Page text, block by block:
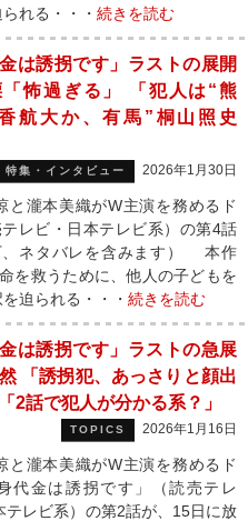
れる・・・ 続きを読む
金は誘拐です」ラストの展開
「怖過ぎる」 「犯人は“熊
航大か、有馬”桐山照史
特集・インタビュー 2026年1月30日
瀧本美織がW主演を務めるド
レビ・日本テレビ系）の第4話
、ネタバレを含みます） 本作
を救うために、他人の子どもを
迫られる・・・ 続きを読む
金は誘拐です」ラストの急展
「誘拐犯、あっさりと顔出
2話で犯人が分かる系？」
TOPICS 2026年1月16日
瀧本美織がW主演を務めるド
代金は誘拐です」（読売テレ
テレビ系）の第2話が、15日に放